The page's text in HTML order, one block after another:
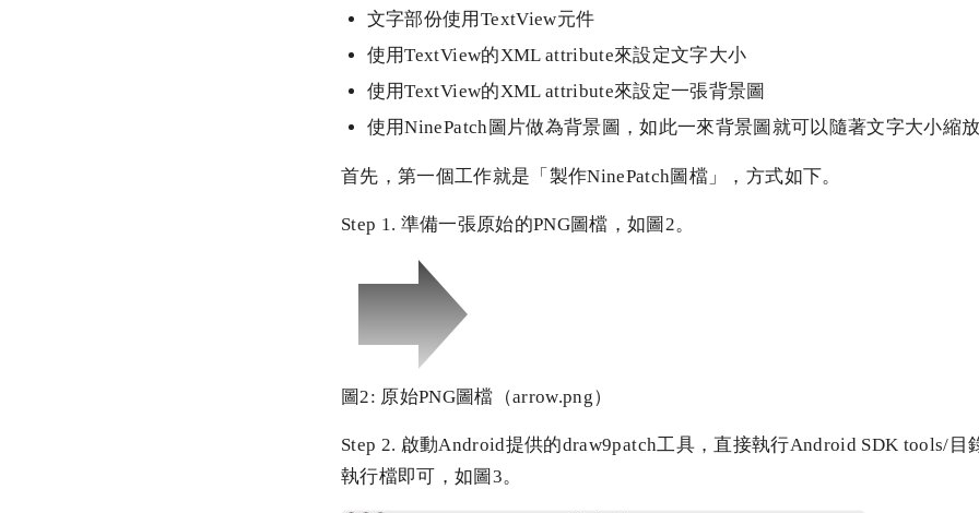
文字部份使用TextView元件
使用TextView的XML attribute來設定文字大小
使用TextView的XML attribute來設定一張背景圖
使用NinePatch圖片做為背景圖，如此一來背景圖就可以隨著文字大小縮放
首先，第一個工作就是「製作NinePatch圖檔」，方式如下。
Step 1. 準備一張原始的PNG圖檔，如圖2。
圖2: 原始PNG圖檔（arrow.png）
Step 2. 啟動Android提供的draw9patch工具，直接執行Android SDK tools/目
執行檔即可，如圖3。